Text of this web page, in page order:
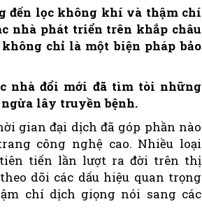
đến lọc không khí và thậm chí
nhà phát triển trên khắp châu
chỉ là một biện pháp bảo
nhà đổi mới đã tìm tòi những
lây truyền bệnh.
gian đại dịch đã góp phần nào
công nghệ cao. Nhiều loại
tiến lần lượt ra đời trên thị
dõi các dấu hiệu quan trọng
chí dịch giọng nói sang các